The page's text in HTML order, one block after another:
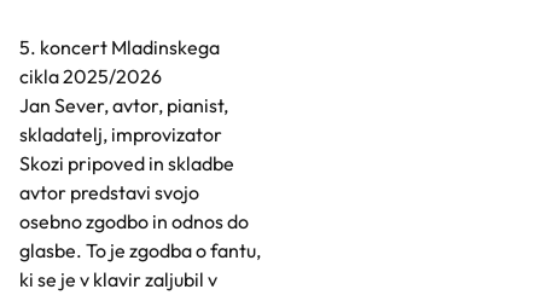
5. koncert Mladinskega
cikla 2025/2026
Jan Sever, avtor, pianist,
skladatelj, improvizator
Skozi pripoved in skladbe
avtor predstavi svojo
osebno zgodbo in odnos do
glasbe. To je zgodba o fantu,
ki se je v klavir zaljubil v